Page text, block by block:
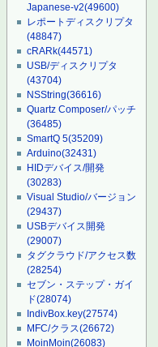
Japanese-v2(49600)
レポートディスクリプタ
(48847)
cRARk(44571)
USB/ディスクリプタ
(43704)
NSString(36616)
Quartz Composer/パッチ
(36485)
SmartQ 5(35209)
Arduino(32431)
HIDデバイス/開発
(30283)
Visual Studio/バージョン
(29437)
USBデバイス開発
(29007)
タグクラウド/アクセス数
(28254)
セブン・ステップ・ガイ
ド(28074)
IndivBox.key(27574)
MFC/クラス(26672)
MoinMoin(26083)